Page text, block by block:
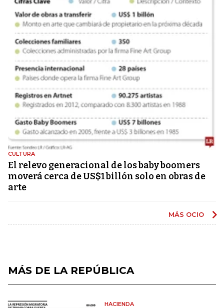
CULTURA
El relevo generacional de los baby boomers
moverá cerca de US$1 billón solo en obras de
arte
MÁS OCIO
MÁS DE LA REPÚBLICA
HACIENDA